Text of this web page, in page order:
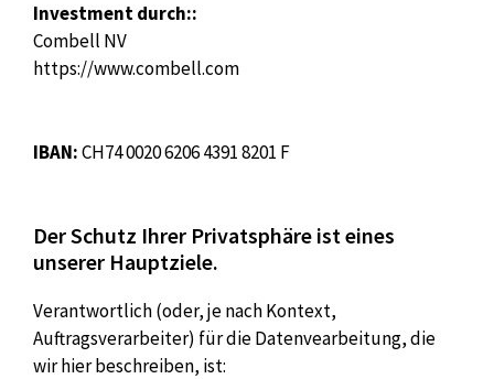
Investment durch::
Combell NV
https://www.combell.com
IBAN:CH74 0020 6206 4391 8201 F
Der Schutz Ihrer Privatsphäre ist eines
unserer Hauptziele.
Verantwortlich (oder, je nach Kontext,
Auftragsverarbeiter) für die Datenvearbeitung, die
wir hier beschreiben, ist: